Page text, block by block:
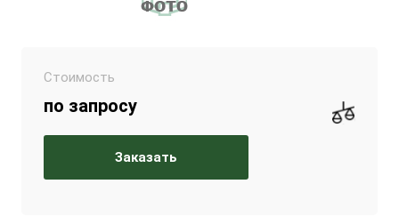
Стоимость
по запросу
Заказать